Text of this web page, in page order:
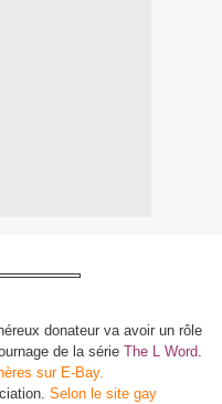
donateur va avoir un rôle
de la série The L Word.
sur E-Bay.
Selon le site gay